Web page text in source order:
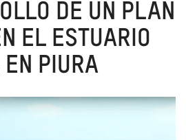
DE UN PLAN
EL ESTUARIO
PIURA